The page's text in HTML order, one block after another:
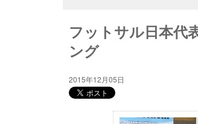
フットサル日本
ング
2015年12月05日